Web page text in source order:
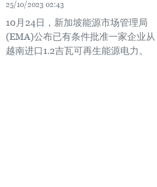
25/10/2023 02:43
10月24日，新加坡能源市场管理局
(EMA)公布已有条件批准一家企业从
越南进口1.2吉瓦可再生能源电力。